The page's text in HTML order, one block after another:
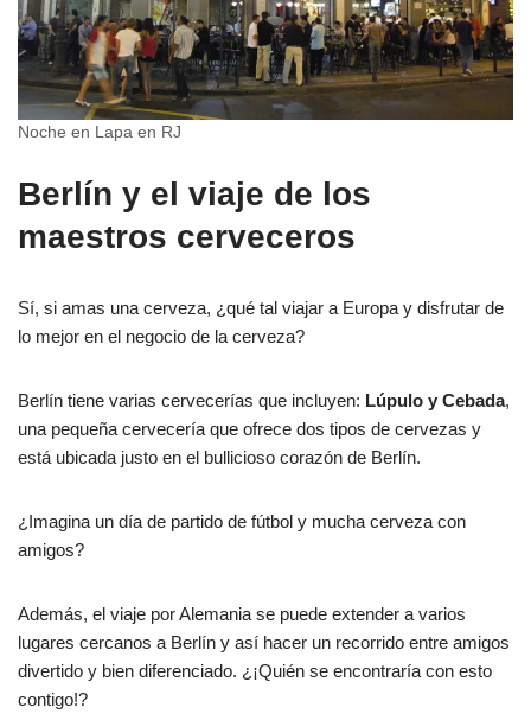
Noche en Lapa en RJ
Berlín y el viaje de los
maestros cerveceros
Sí, si amas una cerveza, ¿qué tal viajar a Europa y disfrutar de
lo mejor en el negocio de la cerveza?
Berlín tiene varias cervecerías que incluyen: Lúpulo y Cebada,
una pequeña cervecería que ofrece dos tipos de cervezas y
está ubicada justo en el bullicioso corazón de Berlín.
¿Imagina un día de partido de fútbol y mucha cerveza con
amigos?
Además, el viaje por Alemania se puede extender a varios
lugares cercanos a Berlín y así hacer un recorrido entre amigos
divertido y bien diferenciado. ¿¡Quién se encontraría con esto
contigo!?